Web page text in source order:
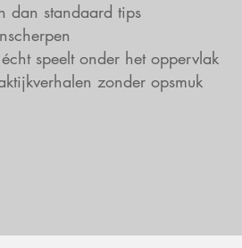
dan standaard tips
speelt onder het oppervlak
zonder opsmuk